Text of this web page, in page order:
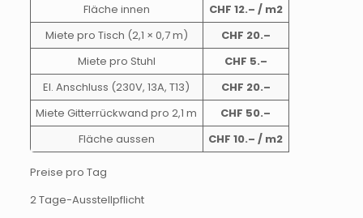
Fläche innen
CHF 12.– / m2
Miete pro Tisch (2,1 × 0,7 m)
CHF 20.–
Miete pro Stuhl
CHF 5.–
El. Anschluss (230V, 13A, T13)
CHF 20.–
Miete Gitterrückwand pro 2,1 m
CHF 50.–
Fläche aussen
CHF 10.– / m2
Preise pro Tag
2 Tage-Ausstellpflicht